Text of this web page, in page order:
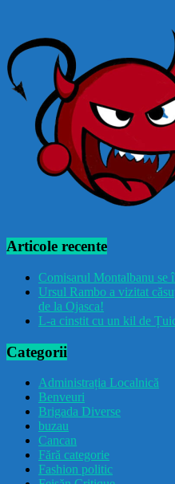
Articole recente
Comisarul Montalbanu se
Ursul Rambo a vizitat
de la Ojasca!
L-a cinstit cu un kil de
Categorii
Administrația Localnică
Benveuri
Brigada Diverse
buzau
Cancan
Fără categorie
Fashion politic